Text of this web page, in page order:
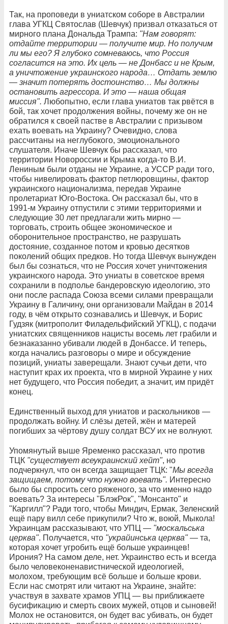
Так, на проповеди в униатском соборе в Австралии
глава УГКЦ Святослав (Шевчук) призвал отказаться от
мирного плана Дональда Трампа: "Нам говорят:
отдайте территории — получите мир. Но получим
ли мы его? Я глубоко сомневаюсь, что Россия
согласится на это. Их цель — не Донбасс и не Крым,
а уничтожение украинского народа… Отдать землю
— значит потерять достоинство… Мы должны
остановить агрессора. И это — наша общая
миссия". Любопытно, если глава униатов так рвётся в
бой, так хочет продолжения войны, почему же он не
обратился к своей пастве в Австралии с призывом
ехать воевать на Украину? Очевидно, слова
рассчитаны на неглубокого, эмоционального
слушателя. Иначе Шевчук бы рассказал, что
территории Новороссии и Крыма когда-то В.И.
Лениным были отданы не Украине, а УССР ради того,
чтобы нивелировать фактор петлюровщины, фактор
украинского национализма, передав Украине
пролетариат Юго-Востока. Он рассказал бы, что в
1991-м Украину отпустили с этими территориями и
следующие 30 лет предлагали жить мирно —
торговать, строить общее экономическое и
оборонительное пространство, не разрушать
достояние, созданное потом и кровью десятков
поколений общих предков. Но тогда Шевчук вынужден
был бы сознаться, что не Россия хочет уничтожения
украинского народа. Это униаты в советское время
сохранили в подполье бандеровскую идеологию, это
они после распада Союза всеми силами превращали
Украину в Галичину, они организовали Майдан в 2014
году, в чём открыто сознавались и Шевчук, и Борис
Гудзяк (митрополит Филадельфийский УГКЦ), с подачи
униатских священников нацисты восемь лет грабили и
безнаказанно убивали людей в Донбассе. И теперь,
когда начались разговоры о мире и обсуждение
позиций, униаты заверещали. Знают сучьи дети, что
наступит крах их проекта, что в мирной Украине у них
нет будущего, что Россия победит, а значит, им придёт
конец.
Единственный выход для униатов и раскольников —
продолжать войну. И слёзы детей, жён и матерей
погибших за чёртову душу солдат ВСУ их не волнуют.
Упомянутый выше Яременко рассказал, что против
ТЦК "существует всеукраинский хейт", но
подчеркнул, что он всегда защищает ТЦК: "Мы всегда
защищаем, потому что нужно воевать". Интересно
было бы спросить сего ряженого, за что именно надо
воевать? За интересы "БлэкРок", "Монсанто" и
"Каргилл"? Ради того, чтобы Миндич, Ермак, Зеленский
ещё пару вилл себе прикупили? Что ж, воюй, Мыкола!
Украинцам рассказывают, что УПЦ — "москальська
церква". Получается, что "украйинська церква"— та,
которая хочет угробить ещё больше украинцев!
Ирония? На самом деле, нет. Украинство есть и всегда
было человеконенавистнической идеологией,
молохом, требующим всё больше и больше крови.
Если нас смотрят или читают на Украине, знайте:
участвуя в захвате храмов УПЦ — вы приближаете
бусификацию и смерть своих мужей, отцов и сыновей!
Молох не остановится, он будет вас убивать, он будет